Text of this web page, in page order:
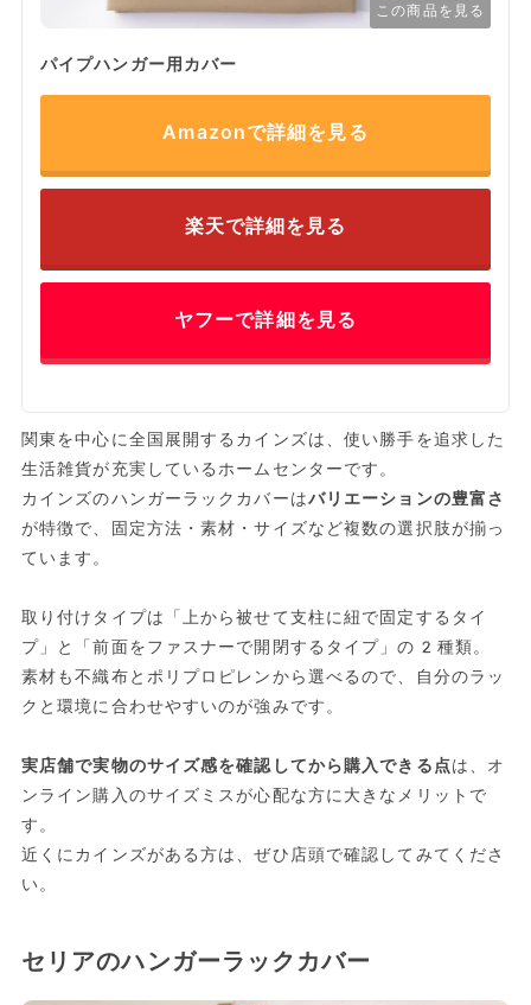
この商品を見る
パイプハンガー用カバー
Amazonで詳細を見る
楽天で詳細を見る
ヤフーで詳細を見る
関東を中心に全国展開するカインズは、使い勝手を追求した
生活雑貨が充実しているホームセンターです。
カインズのハンガーラックカバーはバリエーションの豊富さ
が特徴で、固定方法・素材・サイズなど複数の選択肢が揃っ
ています。
取り付けタイプは「上から被せて支柱に紐で固定するタイ
プ」と「前面をファスナーで開閉するタイプ」の2種類。
素材も不織布とポリプロピレンから選べるので、自分のラッ
クと環境に合わせやすいのが強みです。
実店舗で実物のサイズ感を確認してから購入できる点は、オ
ンライン購入のサイズミスが心配な方に大きなメリットで
す。
近くにカインズがある方は、ぜひ店頭で確認してみてくださ
い。
セリアのハンガーラックカバー